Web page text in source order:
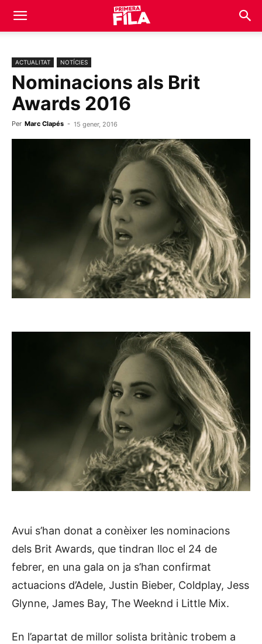
ACTUALITAT NOTÍCIES
Nominacions als Brit
Awards 2016
Per Marc Clapés - 15 gener, 2016
Avui s’han donat a conèixer les nominacions
dels Brit Awards, que tindran lloc el 24 de
febrer, en una gala on ja s’han confirmat
actuacions d’Adele, Justin Bieber, Coldplay, Jess
Glynne, James Bay, The Weeknd i Little Mix.
En l’apartat de millor solista britànic trobem a